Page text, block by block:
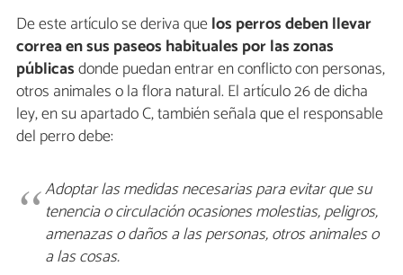
De este artículo se deriva quelos perros deben llevar
correa en sus paseos habituales por las zonas
públicasdonde puedan entrar en conflicto con personas,
otros animales o la flora natural. El artículo 26 de dicha
ley, en su apartado C, también señala que el responsable
del perro debe:
Adoptar las medidas necesarias para evitar que su
tenencia o circulación ocasiones molestias, peligros,
amenazas o daños a las personas, otros animales o
a las cosas.